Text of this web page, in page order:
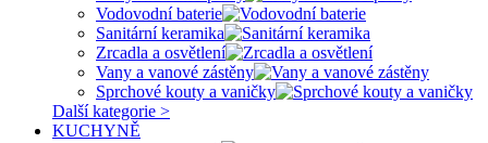
Vodovodní baterie
Sanitární keramika
Zrcadla a osvětlení
Vany a vanové zástěny
Sprchové kouty a vaničky
Další kategorie >
KUCHYNĚ